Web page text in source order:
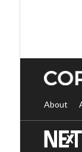
About